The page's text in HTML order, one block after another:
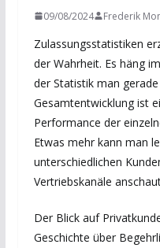
09/08/2024 Frederik
Zulassungsstatistiken
der Wahrheit. Es häng
der Statistik man
Gesamtentwicklung ist
Performance der
Etwas mehr kann man
unterschiedlichen
Vertriebskanäle
Der Blick auf
Geschichte über